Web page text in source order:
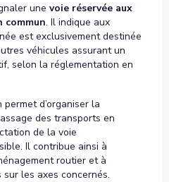
une voie réservée aux
commun. Il indique aux
est exclusivement destinée
véhicules assurant un
selon la réglementation en
d’organiser la
des transports en
de la voie
Il contribue ainsi à
routier et à
les axes concernés.